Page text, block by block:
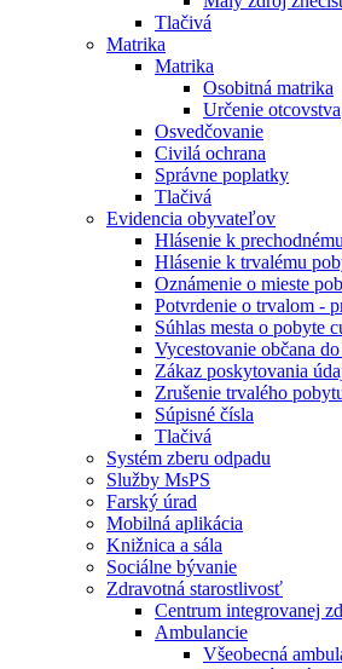
Tlačivá
Matrika
Matrika
Osobitná matrika
Určenie otcovstva
Osvedčovanie
Civilá ochrana
Správne poplatky
Tlačivá
Evidencia obyvateľov
Hlásenie k
Hlásenie k trvalému
Oznámenie o mieste
Potvrdenie o trvalom -
Súhlas mesta o pobyte
Vycestovanie občana
Zákaz poskytovania
Zrušenie trvalého
Súpisné čísla
Tlačivá
Systém zberu odpadu
Služby MsPS
Farský úrad
Mobilná aplikácia
Knižnica a sála
Sociálne bývanie
Zdravotná starostlivosť
Centrum integrovanej
Ambulancie
Všeobecná